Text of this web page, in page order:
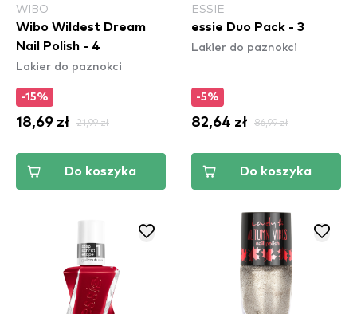
WIBO
Wibo Wildest Dream
Nail Polish - 4
Lakier do paznokci
-15%
18,69 zł 21,99 zł
Do koszyka
ESSIE
essie Duo Pack - 3
Lakier do paznokci
-5%
82,64 zł 86,99 zł
Do koszyka